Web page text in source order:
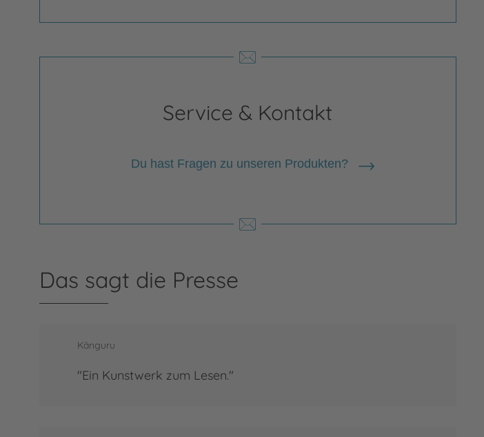
Service & Kontakt
Du hast Fragen zu unseren Produkten?
Das sagt die Presse
Känguru
"Ein Kunstwerk zum Lesen."